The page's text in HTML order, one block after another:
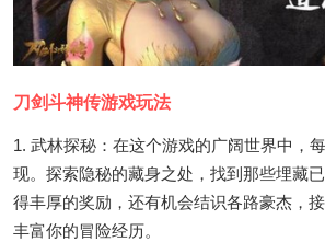
刀剑斗神传游戏玩法
1. 武林探秘：在这个游戏的广阔世界中，
现。探索隐秘的藏身之处，找到那些埋藏
得丰厚的奖励，还有机会结识各路豪杰，
丰富你的冒险经历。